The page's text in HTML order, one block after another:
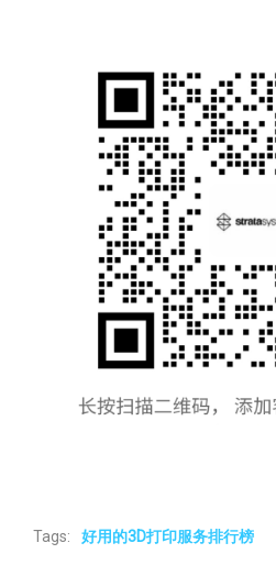
Tags: 好用的3D打印服务排行榜